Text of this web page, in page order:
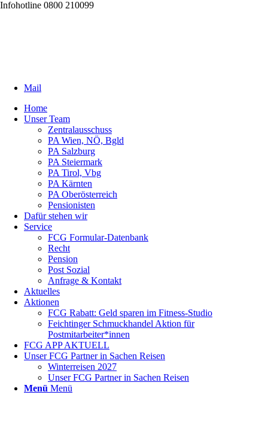
Infohotline 0800 210099
Mail
Home
Unser Team
Zentralausschuss
PA Wien, NÖ, Bgld
PA Salzburg
PA Steiermark
PA Tirol, Vbg
PA Kärnten
PA Oberösterreich
Pensionisten
Dafür stehen wir
Service
FCG Formular-Datenbank
Recht
Pension
Post Sozial
Anfrage & Kontakt
Aktuelles
Aktionen
FCG Rabatt: Geld sparen im Fitness-Studio
Feichtinger Schmuckhandel Aktion für
Postmitarbeiter*innen
FCG APP AKTUELL
Unser FCG Partner in Sachen Reisen
Winterreisen 2027
Unser FCG Partner in Sachen Reisen
Menü Menü